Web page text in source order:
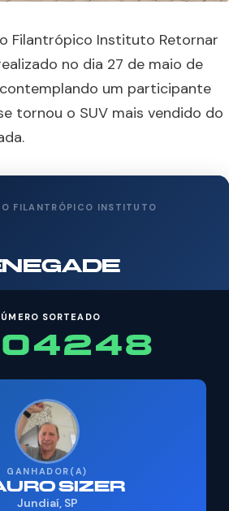
Filantrópico Instituto Retornar
no dia 27 de maio de
um participante
tornou o SUV mais vendido do
FILANTRÓPICO INSTITUTO
SORTEADO
GANHADOR(A)
SIZER
Jundiaí, SP